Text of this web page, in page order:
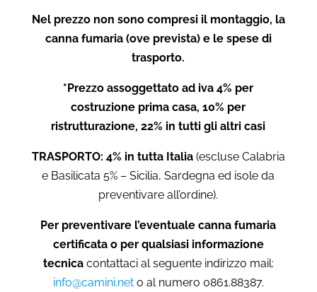
Nel prezzo non sono compresi il montaggio, la
canna fumaria (ove prevista) e le spese di
trasporto.
*Prezzo assoggettato ad iva 4% per
costruzione prima casa, 10% per
ristrutturazione, 22% in tutti gli altri casi
TRASPORTO: 4% in tutta Italia (escluse Calabria
e Basilicata 5% – Sicilia, Sardegna ed isole da
preventivare all’ordine).
Per preventivare l’eventuale canna fumaria
certificata o per qualsiasi informazione
tecnicacontattaci al seguente indirizzo mail:
info@camini.neto al numero 0861.88387.